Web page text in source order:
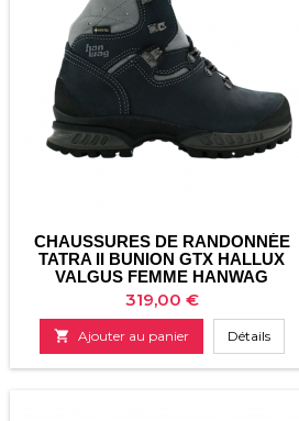
CHAUSSURES DE RANDONNÉE
TATRA II BUNION GTX HALLUX
VALGUS FEMME HANWAG
Prix
319,00 €
 Ajouter au panier Détails